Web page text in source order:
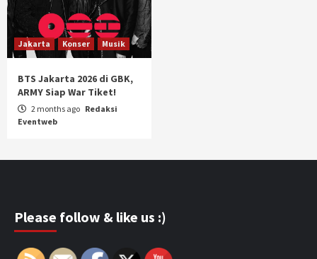
Jakarta Konser Musik
BTS Jakarta 2026 di GBK,
ARMY Siap War Tiket!
2 months ago Redaksi
Eventweb
Please follow & like us :)